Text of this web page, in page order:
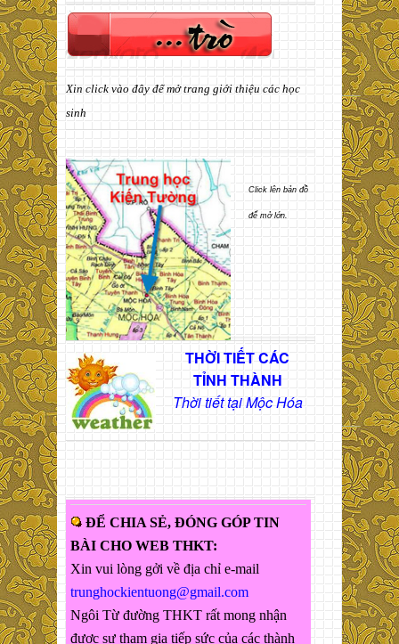
Xin click vào đây để mở trang giới thiệu các học
sinh
Click lên bản đồ
để mở lớn.
THỜI TIẾT CÁC
TỈNH THÀNH
Thời tiết tại Mộc Hóa
ĐỂ CHIA SẺ, ĐÓNG GÓP TIN
BÀI CHO WEB THKT:
Xin vui lòng gởi về địa chỉ e-mail
trunghockientuong@gmail.com
Ngôi Từ đường THKT rất mong nhận
được sự tham gia tiếp sức của các thành